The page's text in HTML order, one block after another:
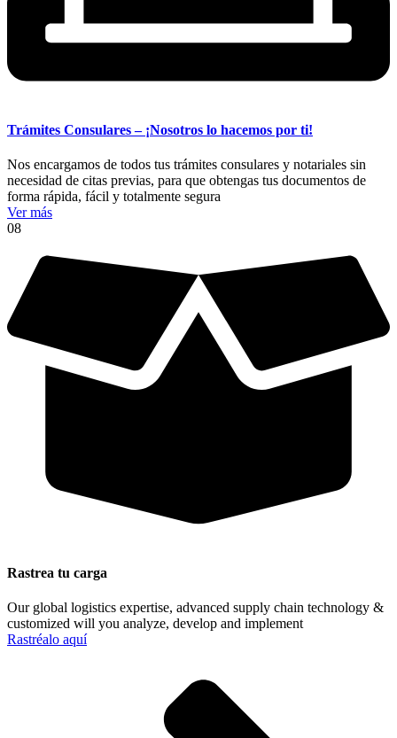
Trámites Consulares – ¡Nosotros lo hacemos por ti!
Nos encargamos de todos tus trámites consulares y notariales sin
necesidad de citas previas, para que obtengas tus documentos de
forma rápida, fácil y totalmente segura
Ver más
08
Rastrea tu carga
Our global logistics expertise, advanced supply chain technology &
customized will you analyze, develop and implement
Rastréalo aquí